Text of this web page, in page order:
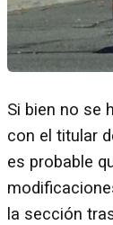
Si bien no se
con el titular
es probable
la sección